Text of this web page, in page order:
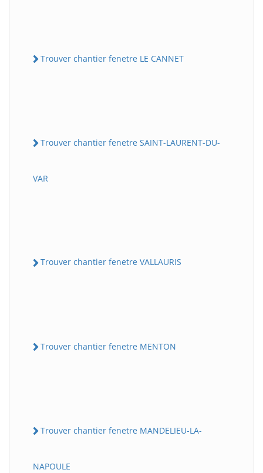
Trouver chantier fenetre LE CANNET
Trouver chantier fenetre SAINT-LAURENT-DU-
VAR
Trouver chantier fenetre VALLAURIS
Trouver chantier fenetre MENTON
Trouver chantier fenetre MANDELIEU-LA-
NAPOULE